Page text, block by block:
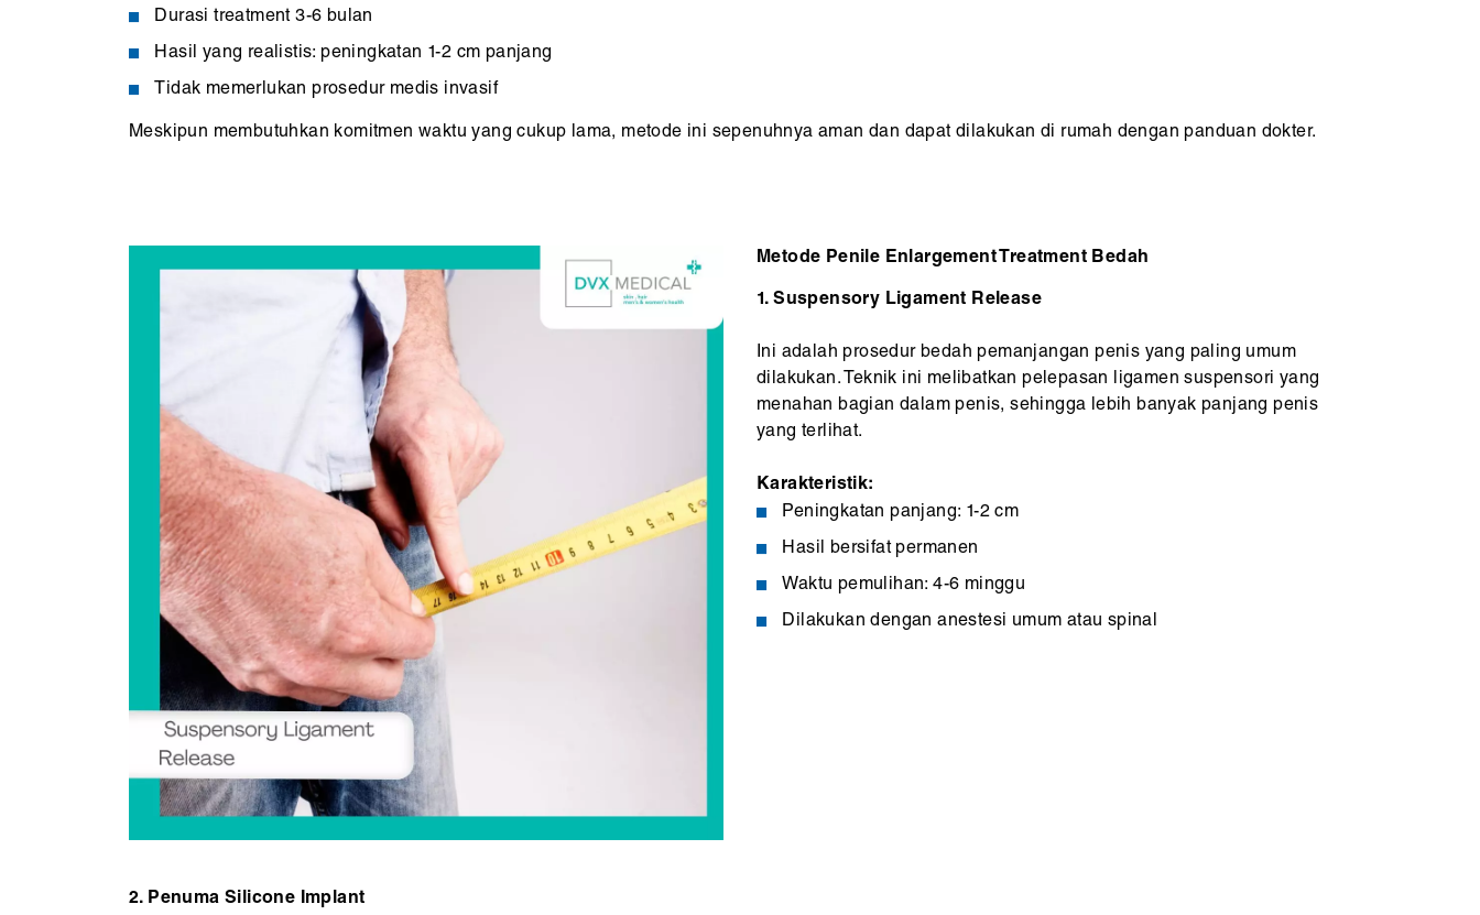
Durasi treatment 3-6 bulan
Hasil yang realistis: peningkatan 1-2 cm panjang
Tidak memerlukan prosedur medis invasif
Meskipun membutuhkan komitmen waktu yang cukup lama, metode ini sepenuhnya aman dan dapat dilakukan di rumah dengan panduan dokter.
Metode Penile Enlargement Treatment Bedah
1. Suspensory Ligament Release
Ini adalah prosedur bedah pemanjangan penis yang paling umum
dilakukan. Teknik ini melibatkan pelepasan ligamen suspensori yang
menahan bagian dalam penis, sehingga lebih banyak panjang penis
yang terlihat.
Karakteristik:
Peningkatan panjang: 1-2 cm
Hasil bersifat permanen
Waktu pemulihan: 4-6 minggu
Dilakukan dengan anestesi umum atau spinal
2. Penuma Silicone Implant